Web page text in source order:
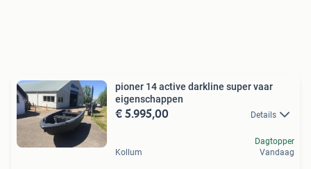
pioner 14 active darkline super vaar
eigenschappen
€ 5.995,00 Details
Kollum
Dagtopper
Vandaag